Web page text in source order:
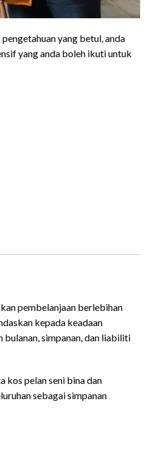
yang betul, anda
yang anda boleh ikuti untuk
pembelanjaan berlebihan
kepada keadaan
bulanan, simpanan, dan liabiliti
kos pelan seni bina dan
sebagai simpanan